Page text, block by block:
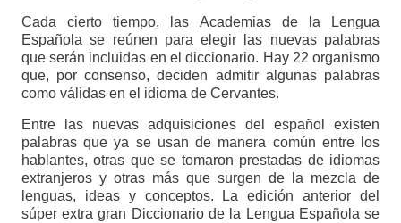
Cada cierto tiempo, las Academias de la Lengua
Española se reúnen para elegir las nuevas palabras
que serán incluidas en el diccionario. Hay 22 organismo
que, por consenso, deciden admitir algunas palabras
como válidas en el idioma de Cervantes.
Entre las nuevas adquisiciones del español existen
palabras que ya se usan de manera común entre los
hablantes, otras que se tomaron prestadas de idiomas
extranjeros y otras más que surgen de la mezcla de
lenguas, ideas y conceptos. La edición anterior del
súper extra gran Diccionario de la Lengua Española se